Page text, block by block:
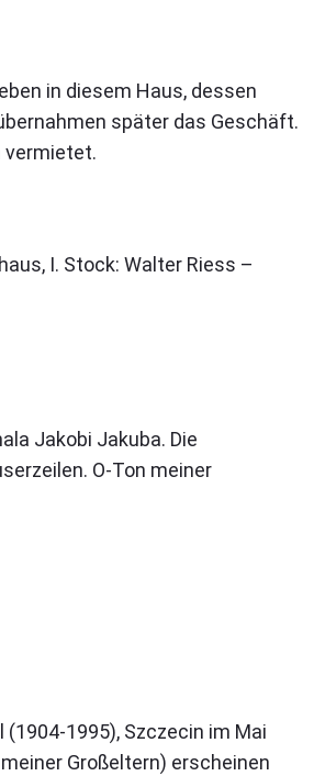
in diesem Haus, dessen
später das Geschäft.
vermietet.
I. Stock: Walter Riess –
Jakobi Jakuba. Die
O-Ton meiner
(1904-1995), Szczecin im Mai
Großeltern) erscheinen